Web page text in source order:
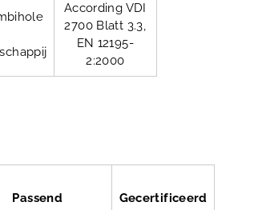
According VDI
2700 Blatt 3.3,
EN 12195-
2:2000
Passend Gecertificeerd